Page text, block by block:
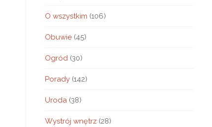
O wszystkim (106)
Obuwie (45)
Ogród (30)
Porady (142)
Uroda (38)
Wystrój wnętrz (28)